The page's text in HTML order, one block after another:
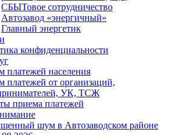
СБЫТовое сотрудничество
Автозавод «энергичный»
Главный энергетик
конфиденциальности
платежей населения
платежей от организаций,
УК, ТСЖ
приема платежей
шум в Автозаводском районе